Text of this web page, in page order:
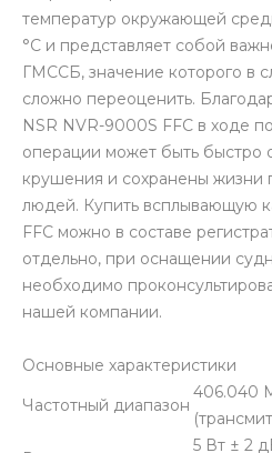
температур окружающей
°C и представляет собой
ГМССБ, значение которого в
сложно переоценить.
NSR NVR-9000S FFC в ходе
операции может быть быстро
крушения и сохранены жизни
людей. Купить всплывающую
FFC можно в составе
отдельно, при оснащении
необходимо
нашей компании.
Основные характеристики
Частотный диапазон
406.040
5 Вт ± 2